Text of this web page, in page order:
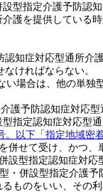
型指定介護予防認
護を提供している
知症対応型通所介護
ければならない。
場合は、他の単独
護予防認知症対応
指定認知症対応型
。以下「指定地域密
併せて受け、かつ、
設型指定認知症対
・併設型指定介護
ものをいい、その